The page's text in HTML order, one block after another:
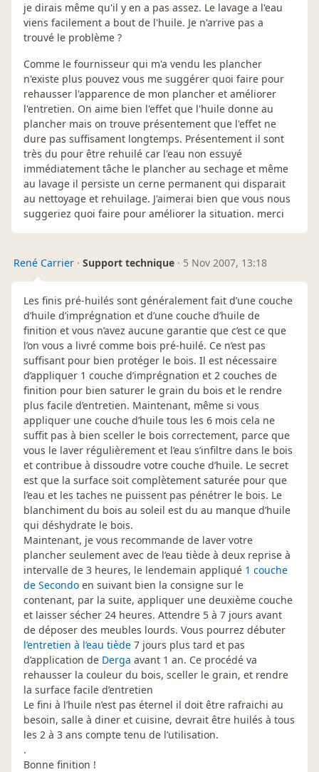
je dirais même qu'il y en a pas assez. Le lavage a l'eau
viens facilement a bout de l'huile. Je n'arrive pas a
trouvé le problème ?
Comme le fournisseur qui m'a vendu les plancher
n'existe plus pouvez vous me suggérer quoi faire pour
rehausser l'apparence de mon plancher et améliorer
l'entretien. On aime bien l'effet que l'huile donne au
plancher mais on trouve présentement que l'effet ne
dure pas suffisament longtemps. Présentement il sont
très du pour être rehuilé car l'eau non essuyé
immédiatement tâche le plancher au sechage et même
au lavage il persiste un cerne permanent qui disparait
au nettoyage et rehuilage. J'aimerai bien que vous nous
suggeriez quoi faire pour améliorer la situation. merci
René Carrier · Support technique · 5 Nov 2007, 13:18
Les finis pré-huilés sont généralement fait d’une couche
d’huile d’imprégnation et d’une couche d’huile de
finition et vous n’avez aucune garantie que c’est ce que
l’on vous a livré comme bois pré-huilé. Ce n’est pas
suffisant pour bien protéger le bois. Il est nécessaire
d’appliquer 1 couche d’imprégnation et 2 couches de
finition pour bien saturer le grain du bois et le rendre
plus facile d’entretien. Maintenant, même si vous
appliquer une couche d’huile tous les 6 mois cela ne
suffit pas à bien sceller le bois correctement, parce que
vous le laver régulièrement et l’eau s’infiltre dans le bois
et contribue à dissoudre votre couche d’huile. Le secret
est que la surface soit complètement saturée pour que
l’eau et les taches ne puissent pas pénétrer le bois. Le
blanchiment du bois au soleil est du au manque d’huile
qui déshydrate le bois.
Maintenant, je vous recommande de laver votre
plancher seulement avec de l’eau tiède à deux reprise à
intervalle de 3 heures, le lendemain appliqué 1 couche
de Secondo en suivant bien la consigne sur le
contenant, par la suite, appliquer une deuxième couche
et laisser sécher 24 heures. Attendre 5 à 7 jours avant
de déposer des meubles lourds. Vous pourrez débuter
l’entretien à l’eau tiède 7 jours plus tard et pas
d’application de Derga avant 1 an. Ce procédé va
rehausser la couleur du bois, sceller le grain, et rendre
la surface facile d’entretien
Le fini à l’huile n’est pas éternel il doit être rafraichi au
besoin, salle à diner et cuisine, devrait être huilés à tous
les 2 à 3 ans compte tenu de l’utilisation.
.
Bonne finition !